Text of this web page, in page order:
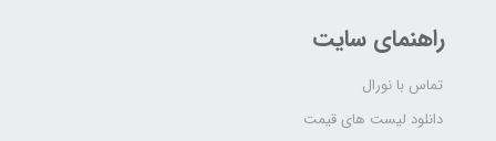
راهنمای سایت
تماس با نورال
دانلود لیست های قیمت